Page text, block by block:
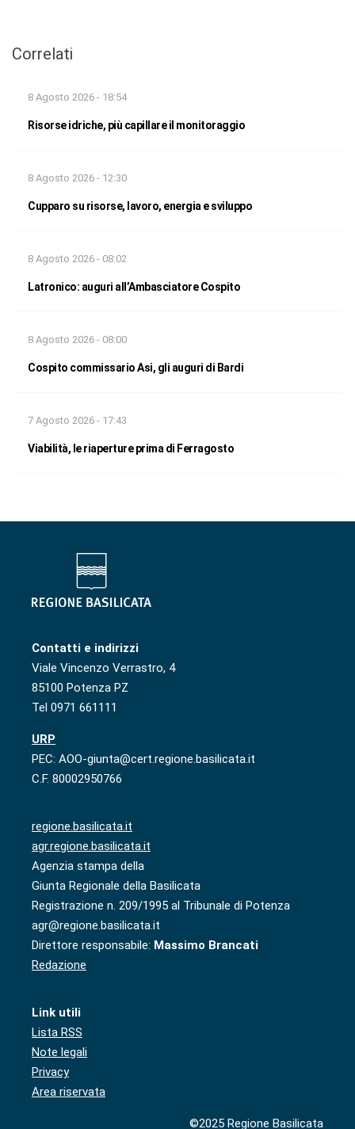
Correlati
8 Agosto 2026 - 18:54
Risorse idriche, più capillare il monitoraggio
8 Agosto 2026 - 12:30
Cupparo su risorse, lavoro, energia e sviluppo
8 Agosto 2026 - 08:02
Latronico: auguri all’Ambasciatore Cospito
8 Agosto 2026 - 08:00
Cospito commissario Asi, gli auguri di Bardi
7 Agosto 2026 - 17:43
Viabilità, le riaperture prima di Ferragosto
Contatti e indirizzi
Viale Vincenzo Verrastro, 4
85100 Potenza PZ
Tel 0971 661111
URP
PEC: AOO-giunta@cert.regione.basilicata.it
C.F. 80002950766
regione.basilicata.it
agr.regione.basilicata.it
Agenzia stampa della
Giunta Regionale della Basilicata
Registrazione n. 209/1995 al Tribunale di Potenza
agr@regione.basilicata.it
Direttore responsabile: Massimo Brancati
Redazione
Link utili
Lista RSS
Note legali
Privacy
Area riservata
©2025 Regione Basilicata